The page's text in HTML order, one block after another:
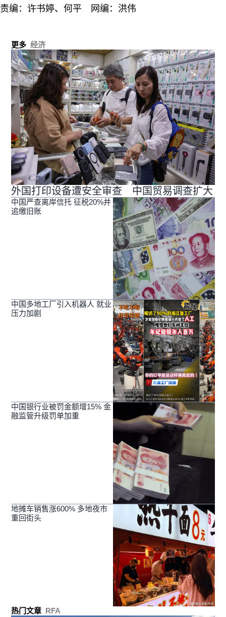
责编：许书婷、何平 网编：洪伟
更多 经济
外国打印设备遭安全审查 中国贸易调查扩大
中国严查离岸信托 征税20%并
追缴旧账
中国多地工厂引入机器人 就业
压力加剧
中国银行业被罚金额增15% 金
融监管升级罚单加重
地摊车销售涨600% 多地夜市
重回街头
热门文章 RFA